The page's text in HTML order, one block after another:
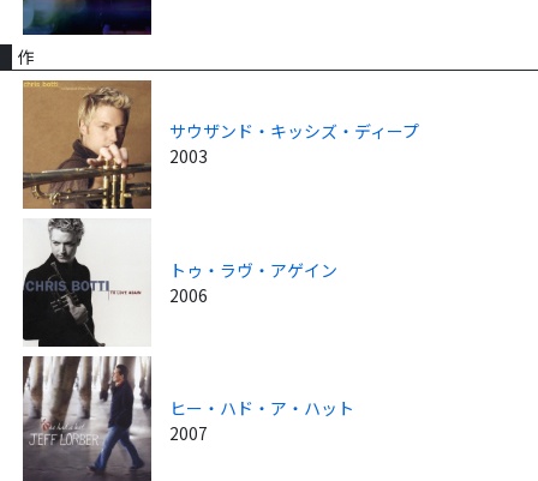
作
サウザンド・キッシズ・ディープ
2003
トゥ・ラヴ・アゲイン
2006
ヒー・ハド・ア・ハット
2007